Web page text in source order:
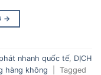
→
nhanh quốc tế
DỊCH
hàng không
Tagged